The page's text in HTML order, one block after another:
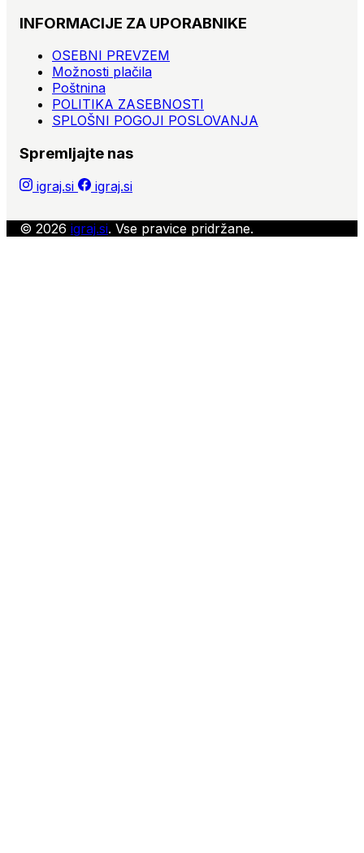
INFORMACIJE ZA UPORABNIKE
OSEBNI PREVZEM
Možnosti plačila
Poštnina
POLITIKA ZASEBNOSTI
SPLOŠNI POGOJI POSLOVANJA
Spremljajte nas
igraj.si igraj.si
© 2026 igraj.si. Vse pravice pridržane.